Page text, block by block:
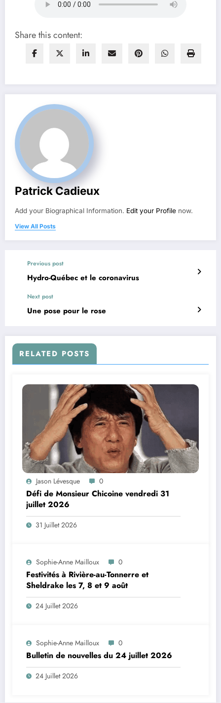
Share this content:
Patrick Cadieux
Add your Biographical Information. Edit your Profile now.
View All Posts
Previous post
Hydro-Québec et le coronavirus
Next post
Une pose pour le rose
RELATED POSTS
Jason Lévesque 0
Défi de Monsieur Chicoine vendredi 31
juillet 2026
31 Juillet 2026
Sophie-Anne Mailloux 0
Festivités à Rivière-au-Tonnerre et
Sheldrake les 7, 8 et 9 août
24 Juillet 2026
Sophie-Anne Mailloux 0
Bulletin de nouvelles du 24 juillet 2026
24 Juillet 2026